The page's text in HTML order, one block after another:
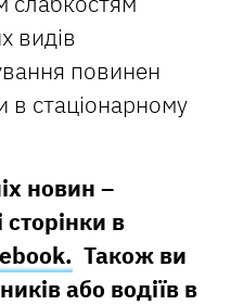
видів
повинен
в стаціонарному
новин –
в
Також ви
або водіїв в